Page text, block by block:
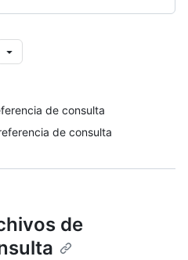
de consulta
de consulta
de